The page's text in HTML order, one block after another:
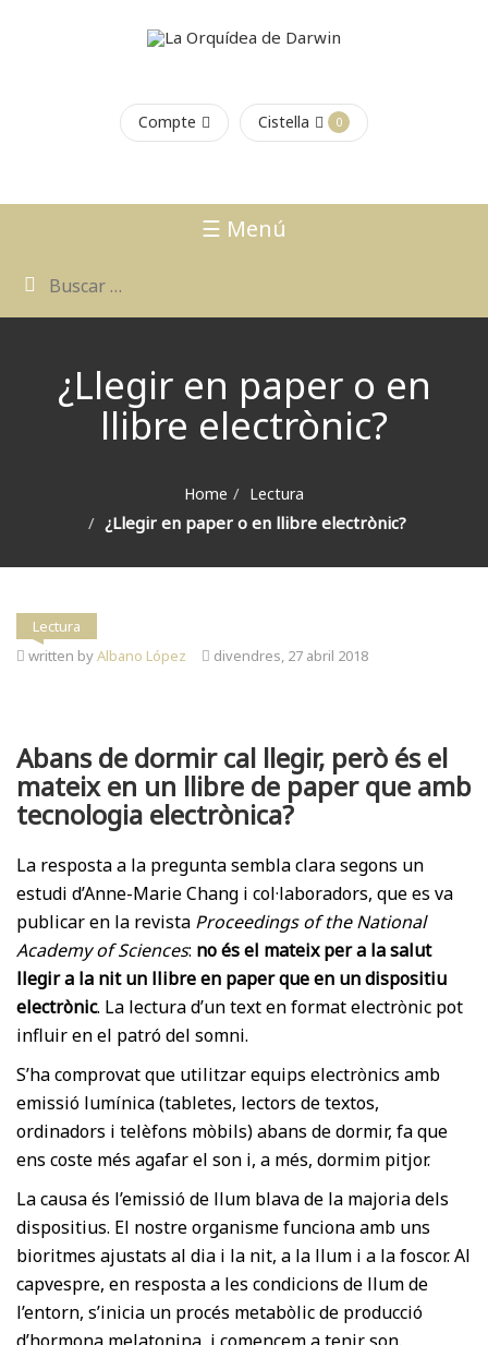
Cistella 0
Compte
☰ Menú
¿Llegir en paper o en
llibre electrònic?
Home Lectura
¿Llegir en paper o en llibre electrònic?
Lectura
written byAlbano López divendres, 27 abril 2018
Abans de dormir cal llegir, però és el
mateix en un llibre de paper que amb
tecnologia electrònica?
La resposta a la pregunta sembla clara segons un
estudi d’Anne-Marie Chang i col·laboradors, que es va
publicar en la revista Proceedings of the National
Academy of Sciences: no és el mateix per a la salut
llegir a la nit un llibre en paper que en un dispositiu
electrònic. La lectura d’un text en format electrònic pot
influir en el patró del somni.
S’ha comprovat que utilitzar equips electrònics amb
emissió lumínica (tabletes, lectors de textos,
ordinadors i telèfons mòbils) abans de dormir, fa que
ens coste més agafar el son i, a més, dormim pitjor.
La causa és l’emissió de llum blava de la majoria dels
dispositius. El nostre organisme funciona amb uns
bioritmes ajustats al dia i la nit, a la llum i a la foscor. Al
capvespre, en resposta a les condicions de llum de
l’entorn, s’inicia un procés metabòlic de producció